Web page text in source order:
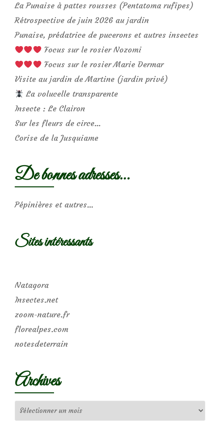
La Punaise à pattes rousses (Pentatoma rufipes)
Rétrospective de juin 2026 au jardin
Punaise, prédatrice de pucerons et autres insectes
Focus sur le rosier Nozomi
Focus sur le rosier Marie Dermar
Visite au jardin de Martine (jardin privé)
La volucelle transparente
Insecte : Le Clairon
Sur les fleurs de circe…
Corise de la Jusquiame
De bonnes adresses…
Pépinières et autres…
Sites intéressants
Natagora
Insectes.net
zoom-nature.fr
florealpes.com
notesdeterrain
Archives